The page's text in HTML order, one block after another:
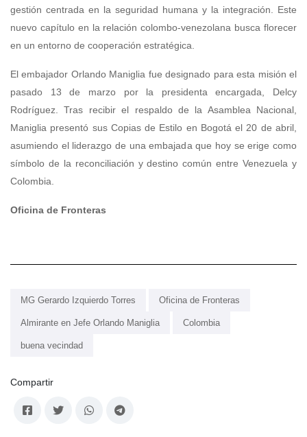
gestión centrada en la seguridad humana y la integración. Este
nuevo capítulo en la relación colombo-venezolana busca florecer
en un entorno de cooperación estratégica.
El embajador Orlando Maniglia fue designado para esta misión el
pasado 13 de marzo por la presidenta encargada, Delcy
Rodríguez. Tras recibir el respaldo de la Asamblea Nacional,
Maniglia presentó sus Copias de Estilo en Bogotá el 20 de abril,
asumiendo el liderazgo de una embajada que hoy se erige como
símbolo de la reconciliación y destino común entre Venezuela y
Colombia.
Oficina de Fronteras
MG Gerardo Izquierdo Torres Oficina de Fronteras
Almirante en Jefe Orlando Maniglia Colombia
buena vecindad
Compartir